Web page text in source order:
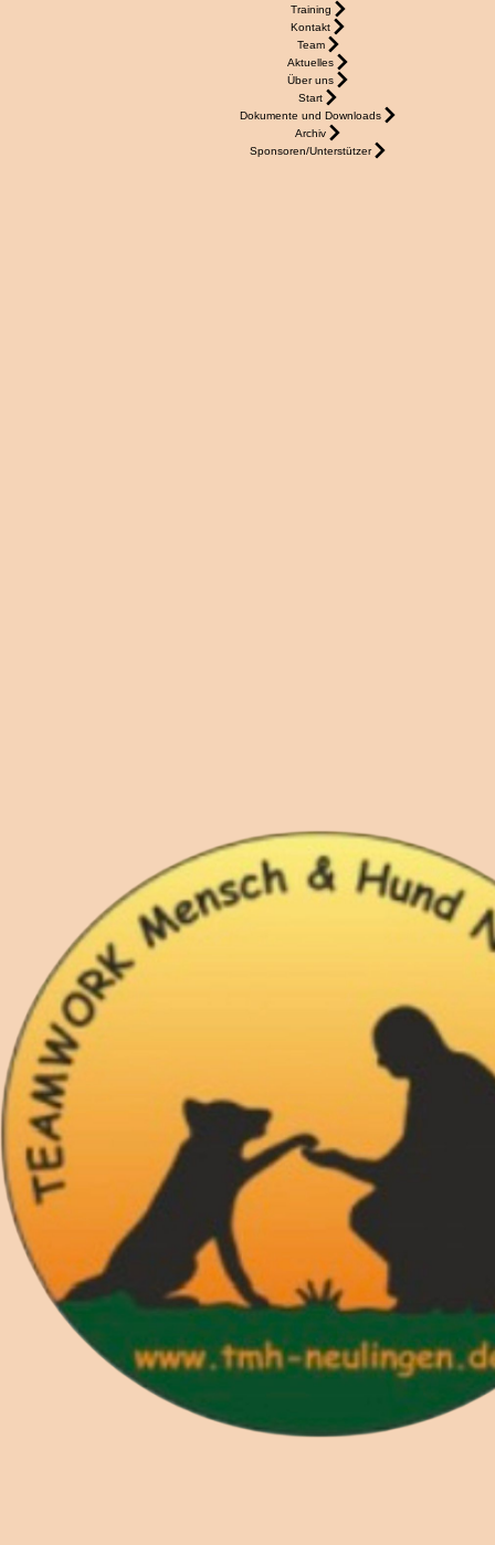
Training
Kontakt
Team
Aktuelles
Über uns
Start
Dokumente und Downloads
Archiv
Sponsoren/Unterstützer